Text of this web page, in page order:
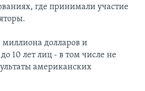
где принимали участие
миллиона долларов и
10 лет лиц - в том числе не
американских